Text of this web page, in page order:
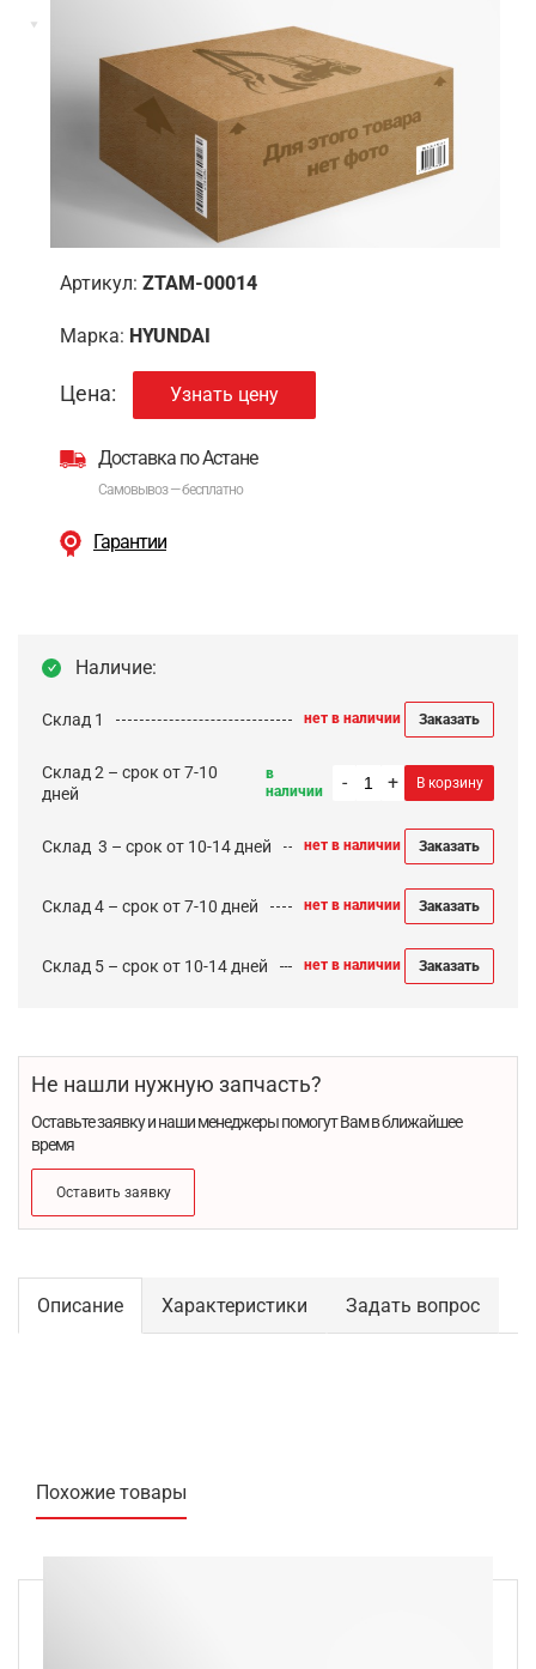
Артикул: ZTAM-00014
Марка: HYUNDAI
Цена: Узнать цену
Доставка по Астане
Самовывоз — бесплатно
Гарантии
Наличие:
Склад 1 нет в наличии Заказать
Склад 2 – срок от 7-10
дней
в
наличии
- + В корзину
Cклад 3 – срок от 10-14 дней нет в наличии Заказать
Склад 4 – срок от 7-10 дней нет в наличии Заказать
Склад 5 – срок от 10-14 дней нет в наличии Заказать
Не нашли нужную запчасть?
Оставьте заявку и наши менеджеры помогут Вам в ближайшее
время
Оставить заявку
Описание Характеристики Задать вопрос
Похожие товары